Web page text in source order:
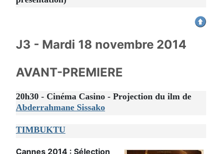
J3 - Mardi 18 novembre 2014
AVANT-PREMIERE
20h30 - Cinéma Casino - Projection du ilm de
Abderrahmane Sissako
TIMBUKTU
Cannes 2014 : Sélection